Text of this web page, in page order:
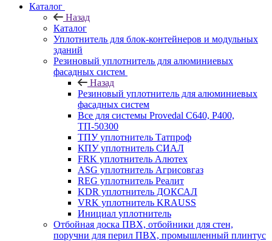
Каталог
Назад
Каталог
Уплотнитель для блок-контейнеров и модульных
зданий
Резиновый уплотнитель для алюминиевых
фасадных систем
Назад
Резиновый уплотнитель для алюминиевых
фасадных систем
Все для системы Provedal С640, Р400,
ТП-50300
ТПУ уплотнитель Татпроф
КПУ уплотнитель СИАЛ
FRK уплотнитель Алютех
ASG уплотнитель Агрисовгаз
REG уплотнитель Реалит
KDR уплотнитель ДОКСАЛ
VRK уплотнитель KRAUSS
Инициал уплотнитель
Отбойная доска ПВХ, отбойники для стен,
поручни для перил ПВХ, промышленный плинтус